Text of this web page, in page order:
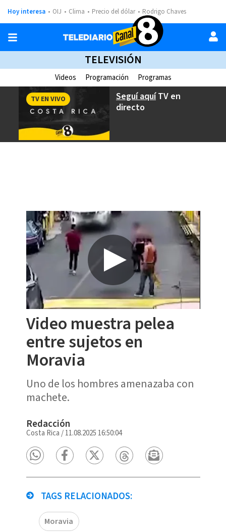
Hoy interesa OIJ Clima Precio del dólar Rodrigo Chaves
TELEVISIÓN
Videos Programación Programas
Seguí aquíTV en
directo
TV EN VIVO
Video muestra pelea
entre sujetos en
Moravia
Uno de los hombres amenazaba con
machete.
Redacción
Costa Rica /11.08.2025 16:50:04
TAGS RELACIONADOS:
Moravia